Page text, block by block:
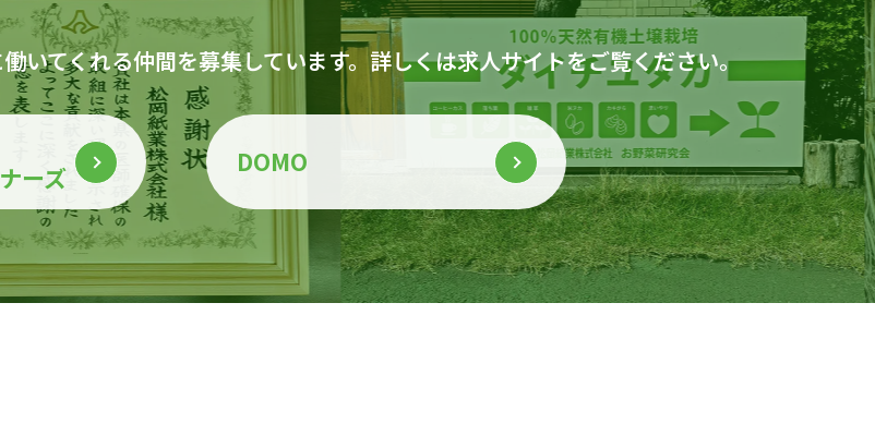
いてくれる仲間を募集しています。詳しくは求人サイトをご覧ください。
ーズ
DOMO